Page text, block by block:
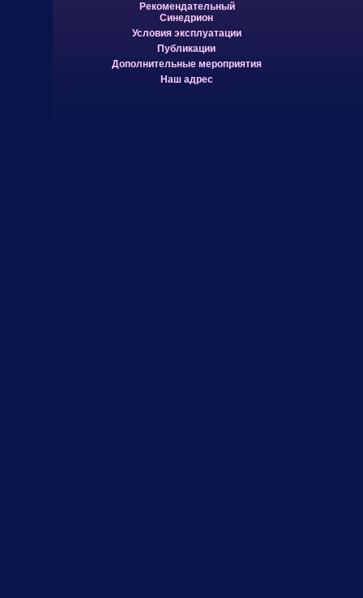
Рекомендательный
Синедрион
Условия эксплуатации
Публикации
Дополнительные мероприятия
Наш адрес